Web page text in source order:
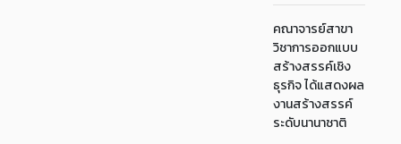
คณาจารย์สาขา
วิชาการออกแบบ
สร้างสรรค์เชิง
ธุรกิจ ได้แสดงผล
งานสร้างสรรค์
ระดับนานาชาติ